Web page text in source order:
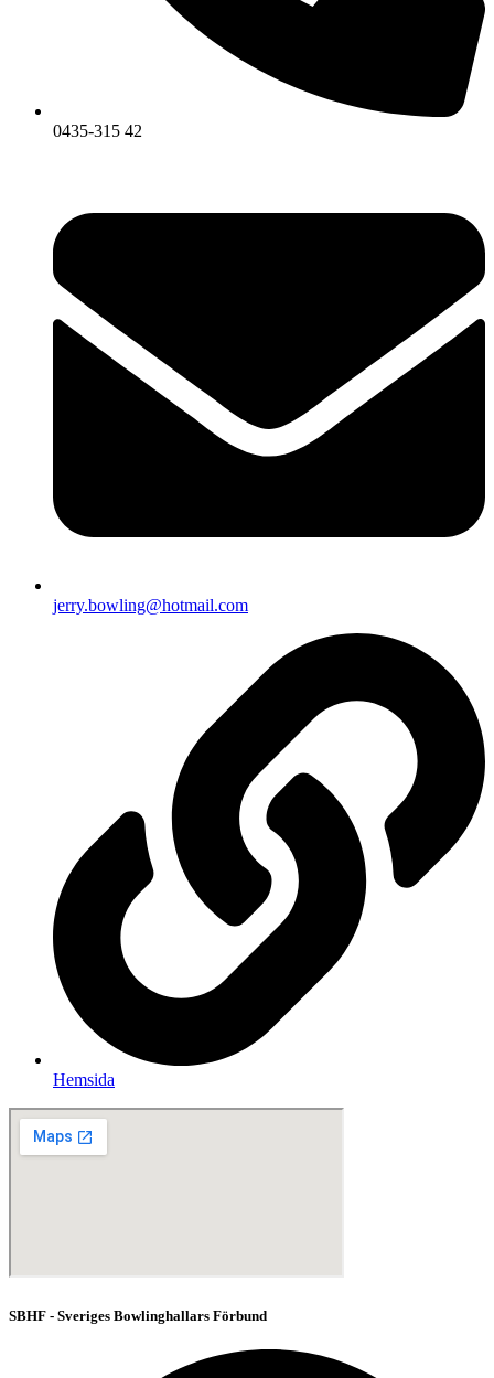
0435-315 42
jerry.bowling@hotmail.com
Hemsida
SBHF - Sveriges Bowlinghallars Förbund